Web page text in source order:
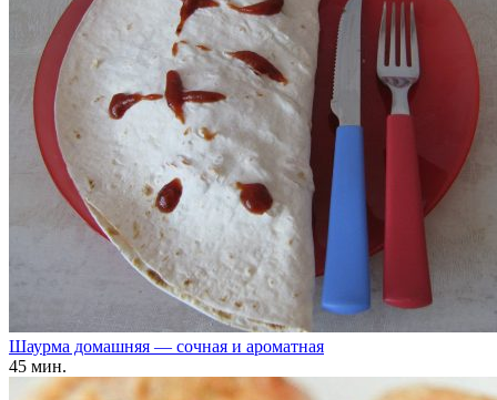
Шаурма домашняя — сочная и ароматная
45 мин.